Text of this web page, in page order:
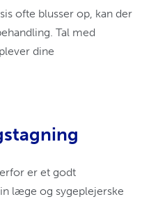
og ikke har
du bliver henvist til
ofte blusser op, kan der
Tal med
dine
er et godt
læge og sygeplejerske